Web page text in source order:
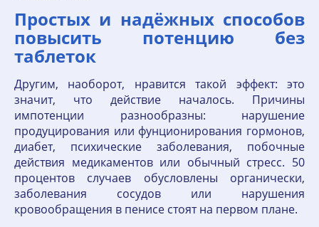
Простых и надёжных способов
повысить потенцию без
таблеток
Другим, наоборот, нравится такой эффект: это
значит, что действие началось. Причины
импотенции разнообразны: нарушение
продуцирования или фунционирования гормонов,
диабет, психические заболевания, побочные
действия медикаментов или обычный стресс. 50
процентов случаев обусловлены органически,
заболевания сосудов или нарушения
кровообращения в пенисе стоят на первом плане.